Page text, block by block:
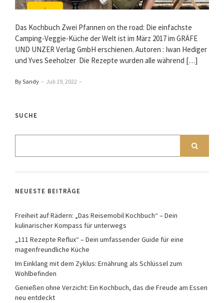
Das Kochbuch Zwei Pfannen on the road: Die einfachste
Camping-Veggie-Küche der Welt ist im März 2017 im GRÄFE
UND UNZER Verlag GmbH erschienen. Autoren : Iwan Hediger
und Yves Seeholzer Die Rezepte wurden alle während […]
By Sandy – Juli 19, 2022 –
SUCHE
NEUESTE BEITRÄGE
Freiheit auf Rädern: „Das Reisemobil Kochbuch“ – Dein
kulinarischer Kompass für unterwegs
„111 Rezepte Reflux“ – Dein umfassender Guide für eine
magenfreundliche Küche
Im Einklang mit dem Zyklus: Ernährung als Schlüssel zum
Wohlbefinden
Genießen ohne Verzicht: Ein Kochbuch, das die Freude am Essen
neu entdeckt